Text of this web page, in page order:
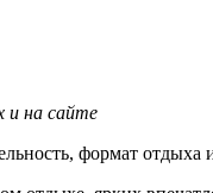
и на сайте
формат отдыха